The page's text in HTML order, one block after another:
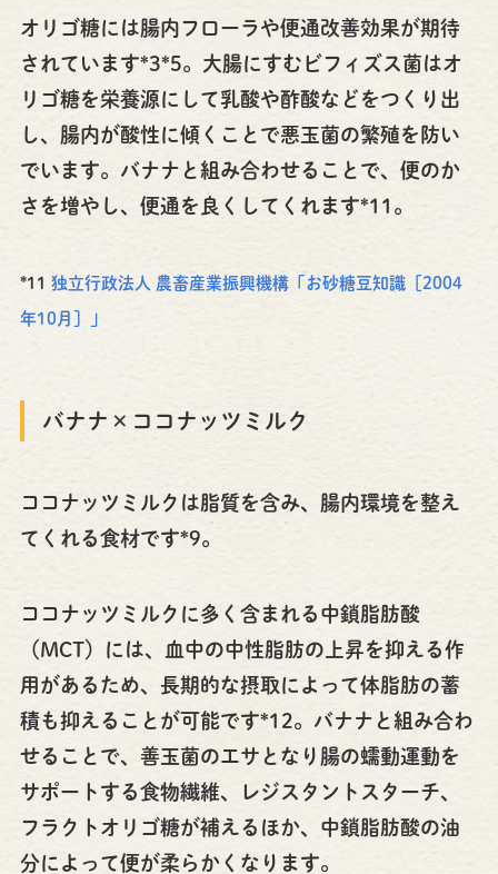
オリゴ糖には腸内フローラや便通改善効果が期待
されています*3*5。大腸にすむビフィズス菌はオ
リゴ糖を栄養源にして乳酸や酢酸などをつくり出
し、腸内が酸性に傾くことで悪玉菌の繁殖を防い
でいます。バナナと組み合わせることで、便のか
さを増やし、便通を良くしてくれます*11。
*11 独立行政法人 農畜産業振興機構「お砂糖豆知識［2004
年10月］」
バナナ×ココナッツミルク
ココナッツミルクは脂質を含み、腸内環境を整え
てくれる食材です*9。
ココナッツミルクに多く含まれる中鎖脂肪酸
（MCT）には、血中の中性脂肪の上昇を抑える作
用があるため、長期的な摂取によって体脂肪の蓄
積も抑えることが可能です*12。バナナと組み合わ
せることで、善玉菌のエサとなり腸の蠕動運動を
サポートする食物繊維、レジスタントスターチ、
フラクトオリゴ糖が補えるほか、中鎖脂肪酸の油
分によって便が柔らかくなります。